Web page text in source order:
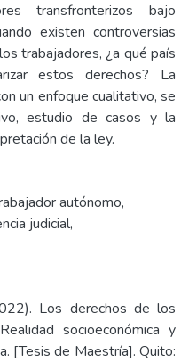
transfronterizos bajo
existen controversias
trabajadores, ¿a qué país
estos derechos? La
un enfoque cualitativo, se
estudio de casos y la
de la ley.
autónomo,
judicial,
Los derechos de los
socioeconómica y
[Tesis de Maestría]. Quito: